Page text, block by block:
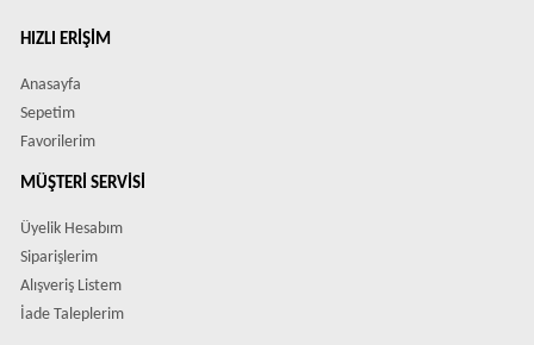
HIZLI ERIŞIM
Anasayfa
Sepetim
Favorilerim
MÜŞTERI SERVISI
Üyelik Hesabım
Siparişlerim
Alışveriş Listem
İade Taleplerim